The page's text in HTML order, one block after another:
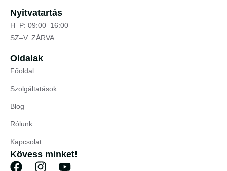
Nyitvatartás
H–P: 09:00–16:00
SZ–V: ZÁRVA
Oldalak
Főoldal
Szolgáltatások
Blog
Rólunk
Kapcsolat
Kövess minket!